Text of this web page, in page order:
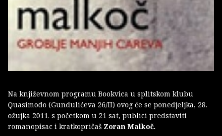
Na književnom programu Bookvica u splitskom klubu
Quasimodo (Gundulićeva 26/II) ovog će se ponedjeljka, 28.
ožujka 2011. s početkom u 21 sat, publici predstaviti
romanopisac i kratkopričaš Zoran Malkoč.